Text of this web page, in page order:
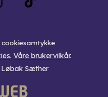
. Våre brukervilkår.
Løbak Sæther